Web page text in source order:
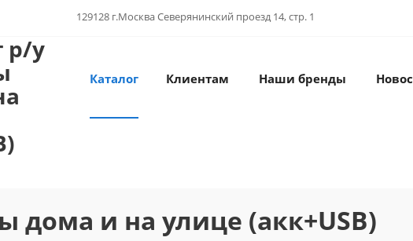
129128 г.Москва Северянинский проезд 14, стр. 1
р/у
Каталог Клиентам Наши бренды
дома и на улице (акк+USB)